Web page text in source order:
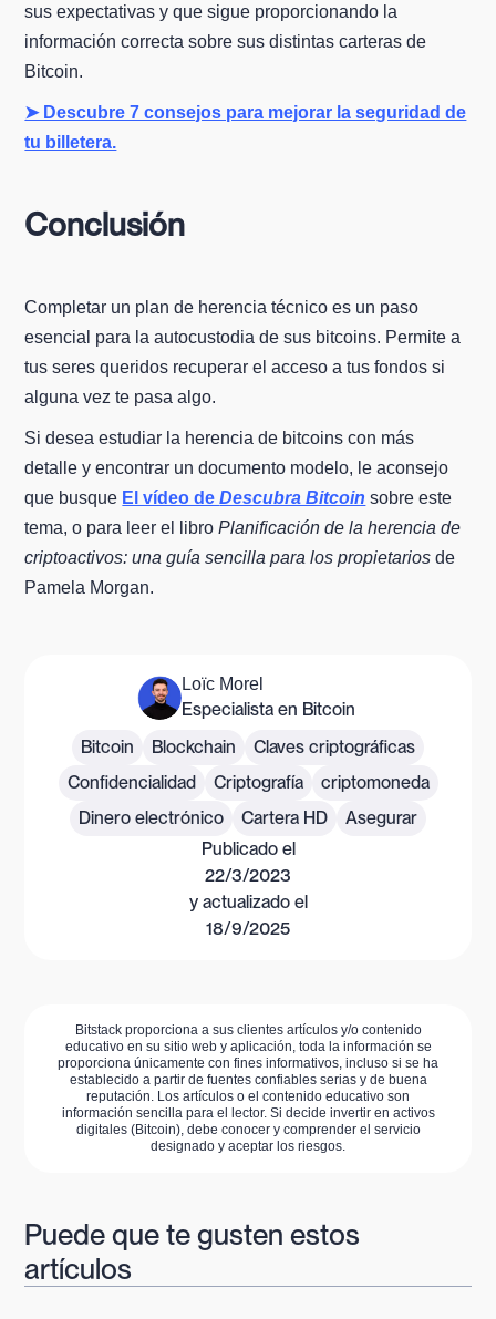
sus expectativas y que sigue proporcionando la
información correcta sobre sus distintas carteras de
Bitcoin.
➤ Descubre 7 consejos para mejorar la seguridad de
tu billetera.
Conclusión
Completar un plan de herencia técnico es un paso
esencial para la autocustodia de sus bitcoins. Permite a
tus seres queridos recuperar el acceso a tus fondos si
alguna vez te pasa algo.
Si desea estudiar la herencia de bitcoins con más
detalle y encontrar un documento modelo, le aconsejo
que busque El vídeo deDescubra Bitcoin sobre este
tema, o para leer el libroPlanificación de la herencia de
criptoactivos: una guía sencilla para los propietarios de
Pamela Morgan.
Loïc Morel
Especialista en Bitcoin
Bitcoin
Blockchain
Claves criptográficas
Confidencialidad
Criptografía
criptomoneda
Dinero electrónico
Cartera HD
Asegurar
Publicado el
22/3/2023
y actualizado el
18/9/2025
Bitstack proporciona a sus clientes artículos y/o contenido
educativo en su sitio web y aplicación, toda la información se
proporciona únicamente con fines informativos, incluso si se ha
establecido a partir de fuentes confiables serias y de buena
reputación. Los artículos o el contenido educativo son
información sencilla para el lector. Si decide invertir en activos
digitales (Bitcoin), debe conocer y comprender el servicio
designado y aceptar los riesgos.
Puede que te gusten estos
artículos